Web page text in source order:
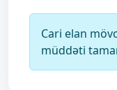
Cari elan
müddəti